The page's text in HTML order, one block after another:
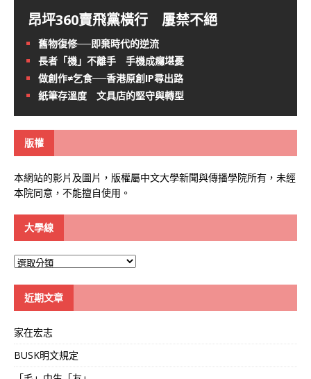
昂坪360賣飛黨橫行 屢禁不絕
舊物復修──即棄時代的逆流
長者「機」不離手 手機成癮堪憂
做創作≠乞食──香港原創IP尋出路
紙筆存溫度 文具店的堅守與轉型
版權
本網站的影片及圖片，版權屬中文大學新聞與傳播學院所有，未經
本院同意，不能擅自使用。
大學線
大
近期文章
家在宏志
BUSK明文規定